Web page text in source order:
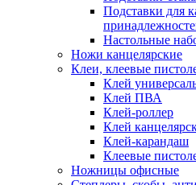
Подставки для
Настольные
Ножи канцелярские
Клеи, клеевые
Клей
Клей ПВА
Клей-роллер
Клей
Клей-карандаш
Клеевые
Ножницы офисные